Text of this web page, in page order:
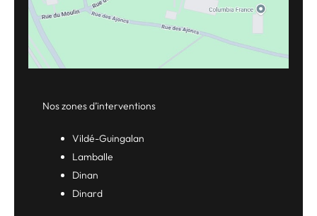
Nos zones d’interventions
Vildé-Guingalan
Lamballe
Dinan
Dinard